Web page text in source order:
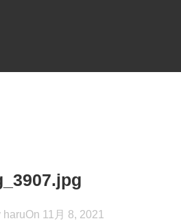
haruOn 11月 8, 2021